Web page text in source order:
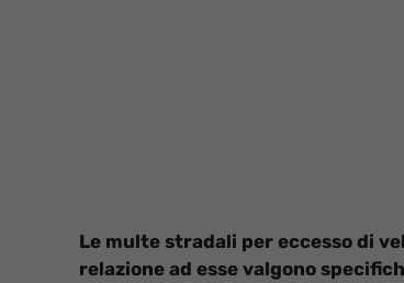
Le multe stradali per eccesso di
relazione ad esse valgono